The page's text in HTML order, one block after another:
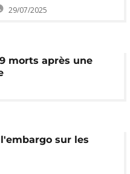
29/07/2025
morts après une
sur les